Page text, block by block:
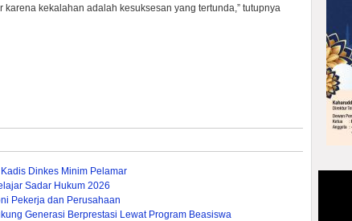
kekalahan adalah kesuksesan yang tertunda,” tutupnya
Dinkes Minim Pelamar
Sadar Hukum 2026
Pekerja dan Perusahaan
Generasi Berprestasi Lewat Program Beasiswa